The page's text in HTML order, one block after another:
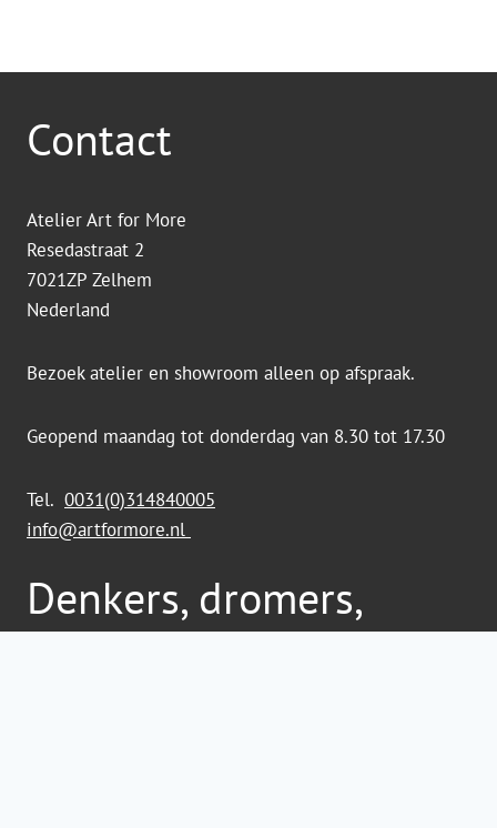
Contact
Atelier Art for More
Resedastraat 2
7021ZP Zelhem
Nederland
Bezoek atelier en showroom alleen op afspraak.
Geopend maandag tot donderdag van 8.30 tot 17.30
Tel. 0031(0)314840005
info@artformore.nl
Denkers, dromers,